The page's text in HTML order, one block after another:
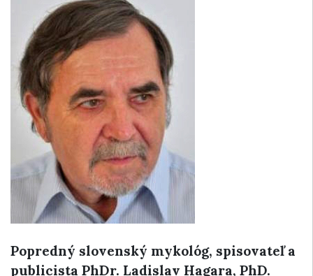
Popredný slovenský mykológ, spisovateľ a
publicista PhDr. Ladislav Hagara, PhD.